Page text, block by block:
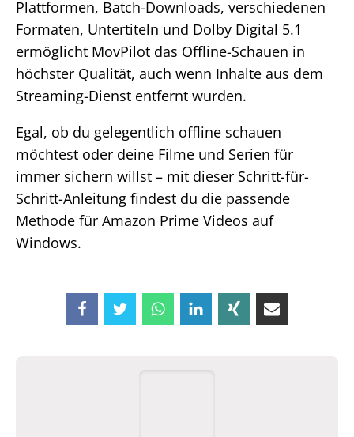
Plattformen, Batch-Downloads, verschiedenen
Formaten, Untertiteln und Dolby Digital 5.1
ermöglicht MovPilot das Offline-Schauen in
höchster Qualität, auch wenn Inhalte aus dem
Streaming-Dienst entfernt wurden.
Egal, ob du gelegentlich offline schauen
möchtest oder deine Filme und Serien für
immer sichern willst – mit dieser Schritt-für-
Schritt-Anleitung findest du die passende
Methode für Amazon Prime Videos auf
Windows.